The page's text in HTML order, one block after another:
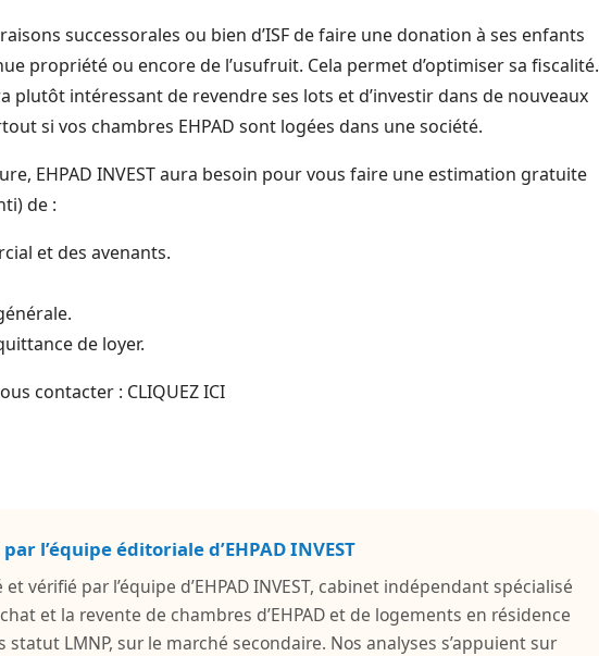
successorales ou bien d’ISF de faire une donation à ses enfants
propriété ou encore de l’usufruit. Cela permet d’optimiser sa fiscalité.
plutôt intéressant de revendre ses lots et d’investir dans de nouveaux
si vos chambres EHPAD sont logées dans une société.
EHPAD INVEST aura besoin pour vous faire une estimation gratuite
de :
et des avenants.
de loyer.
contacter : CLIQUEZ ICI
l’équipe éditoriale d’EHPAD INVEST
vérifié par l’équipe d’EHPAD INVEST, cabinet indépendant spécialisé
et la revente de chambres d’EHPAD et de logements en résidence
statut LMNP, sur le marché secondaire. Nos analyses s’appuient sur